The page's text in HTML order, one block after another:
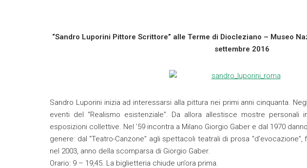
“Sandro Luporini Pittore Scrittore” alle Terme di Diocleziano – Museo
settembre 2016
Sandro Luporini inizia ad interessarsi alla pittura nei primi anni cinquanta.
eventi del “Realismo esistenziale”. Da allora allestisce mostre
esposizioni collettive. Nel ’59 incontra a Milano Giorgio Gaber e dal 1970
genere: dal “Teatro-Canzone” agli spettacoli teatrali di prosa
nel 2003, anno della scomparsa di Giorgio Gaber.
Orario: 9 – 19,45. La biglietteria chiude un’ora prima.